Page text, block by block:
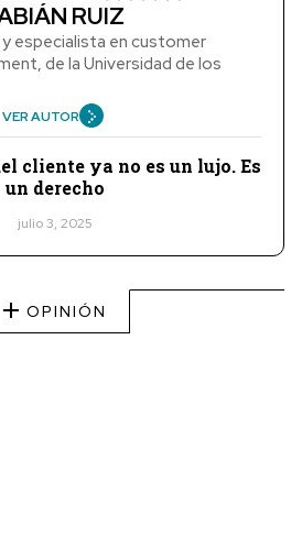
RUIZ
especialista en customer
de la Universidad de los
VER AUTOR
cliente ya no es un lujo. Es
un derecho
julio 3, 2025
OPINIÓN